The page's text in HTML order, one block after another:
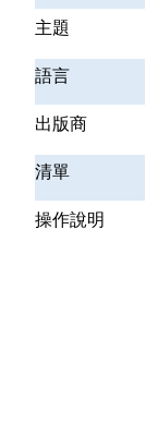
主題
語言
出版商
清單
操作說明